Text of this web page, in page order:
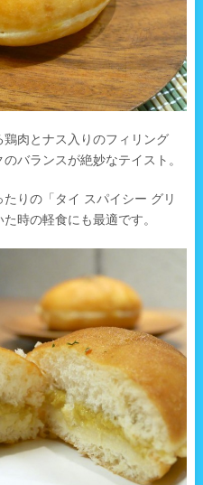
肉とナス入りのフィリング
バランスが絶妙なテイスト。
りの「タイ スパイシー グリ
時の軽食にも最適です。